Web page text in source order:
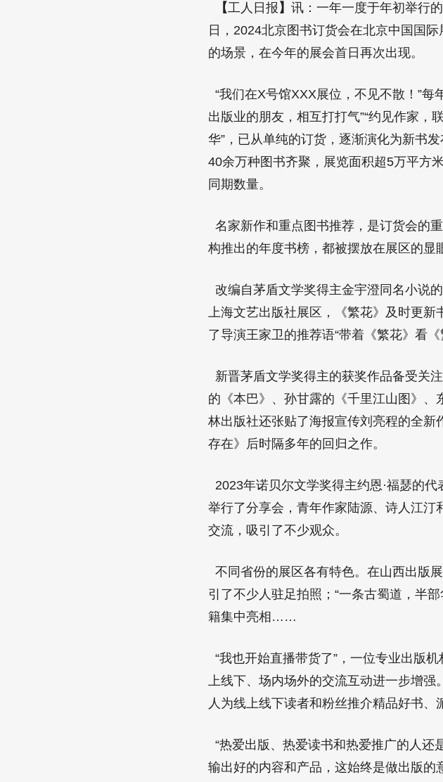
【工人日报 】 讯：一年一度于年初举行
日，2024北京图书订货会在北京中国国
的场景，在今年的展会首日再次出现。
“我们在X号馆XXX展位，不见不散！”
出版业的朋友，相互打打气”“约见作家
华”，已从单纯的订货，逐渐演化为新书
40余万种图书齐聚，展览面积超5万平方
同期数量。
名家新作和重点图书推荐，是订货会的
构推出的年度书榜，都被摆放在展区的显
改编自茅盾文学奖得主金宇澄同名小说
上海文艺出版社展区，《繁花》及时更
了导演王家卫的推荐语“带着《繁花》看《
新晋茅盾文学奖得主的获奖作品备受关
的《本巴》、孙甘露的《千里江山图》
林出版社还张贴了海报宣传刘亮程的全
存在》后时隔多年的回归之作。
2023年诺贝尔文学奖得主约恩·福瑟的
举行了分享会，青年作家陆源、诗人江汀
交流，吸引了不少观众。
不同省份的展区各有特色。在山西出版
引了不少人驻足拍照；“一条古蜀道，半
籍集中亮相……
“我也开始直播带货了”，一位专业出版
上线下、场内场外的交流互动进一步增
人为线上线下读者和粉丝推介精品好书、
“热爱出版、热爱读书和热爱推广的人还
输出好的内容和产品，这始终是做出版